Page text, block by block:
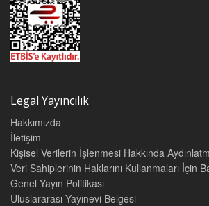
Tahkime İlişkin Sözleşme Maddesinde Aynı
Yetki Verilmesi Sebebiyle Tahkim
Olduğuna İlişkin Yargıtay 15. Hukuk Dairesinin
Tarihli Kararının Tercümesi
CIF Teslim Şekline İlişkin Olarak 2017 Yılında
Dairesince Verilen Bazı Kararlar
Derleyen/Compiled by: Prof. Dr. Nuray EKŞİ 133
LEGAL YAYINCILIK ÜRÜN FİYAT LİSTESİ
LEGAL HUKUK DERGİLERİ SİPARİŞ
LEGALBANK ABONELİK FORMU 151
KİTAP SİPARİŞ FORMU 152
Legal Yayıncılık
Hakkımızda
İletişim
Kişisel Verilerin İşlenmesi Hakkında
Veri Sahiplerinin Haklarını Kullanmaları İçin
Genel Yayın Politikası
Uluslararası Yayınevi Belgesi